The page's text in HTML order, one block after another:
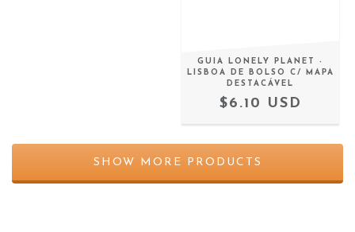
GUIA LONELY PLANET -
LISBOA DE BOLSO C/ MAPA
DESTACÁVEL
$6.10 USD
SHOW MORE PRODUCTS